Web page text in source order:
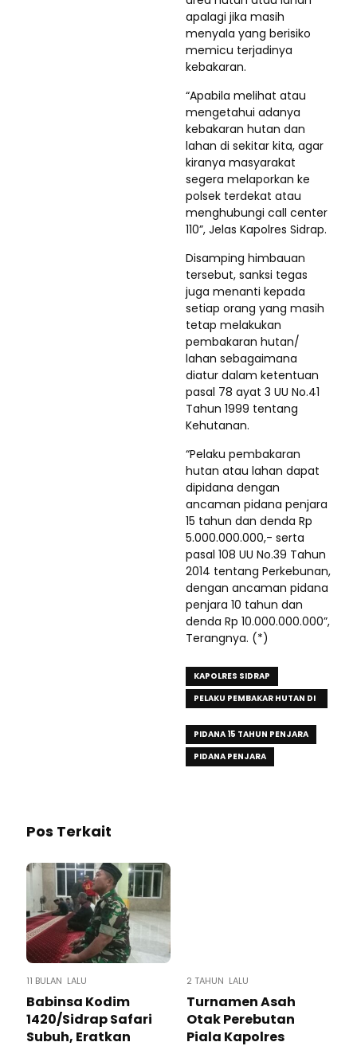
apalagi jika masih
menyala yang berisiko
memicu terjadinya
kebakaran.
“Apabila melihat atau
mengetahui adanya
kebakaran hutan dan
lahan di sekitar kita, agar
kiranya masyarakat
segera melaporkan ke
polsek terdekat atau
menghubungi call center
110”, Jelas Kapolres Sidrap.
Disamping himbauan
tersebut, sanksi tegas
juga menanti kepada
setiap orang yang masih
tetap melakukan
pembakaran hutan/
lahan sebagaimana
diatur dalam ketentuan
pasal 78 ayat 3 UU No.41
Tahun 1999 tentang
Kehutanan.
“Pelaku pembakaran
hutan atau lahan dapat
dipidana dengan
ancaman pidana penjara
15 tahun dan denda Rp
5.000.000.000,- serta
pasal 108 UU No.39 Tahun
2014 tentang Perkebunan,
dengan ancaman pidana
penjara 10 tahun dan
denda Rp 10.000.000.000”,
Terangnya. (*)
KAPOLRES SIDRAP
PELAKU PEMBAKAR HUTAN DI
PIDANA 15 TAHUN PENJARA
PIDANA PENJARA
Pos Terkait
11 BULAN LALU
Babinsa Kodim
1420/Sidrap Safari
Subuh, Eratkan
2 TAHUN LALU
Turnamen Asah
Otak Perebutan
Piala Kapolres